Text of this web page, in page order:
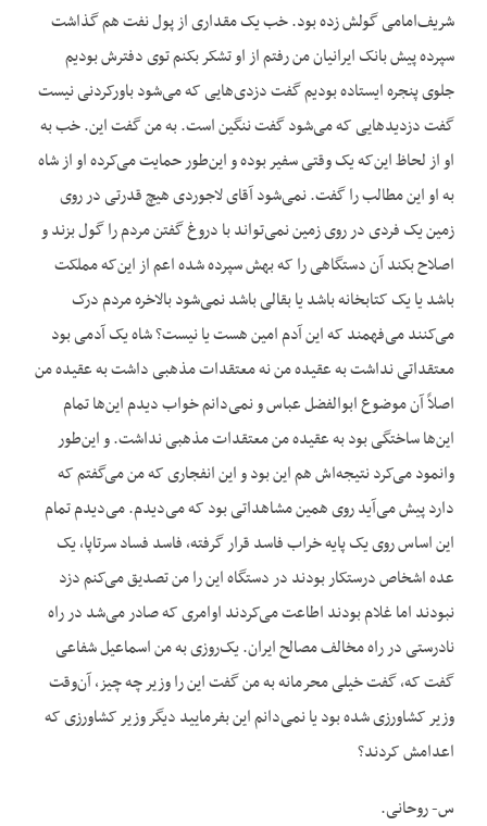
شریف‌امامی گولش زده بود. خب یک مقداری از پول نفت هم گذاشت
سپرده پیش بانک ایرانیان من رفتم از او تشکر بکنم توی دفترش بودیم
جلوی پنجره ایستاده بودیم گفت دزدی‌هایی که می‌شود باورکردنی نیست
گفت دزدید‌هایی که می‌شود گفت ننگین است. به من گفت این. خب به
او از لحاظ این‌که یک وقتی سفیر بوده و این‌طور حمایت می‌کرده او از شاه
به او این مطالب را گفت. نمی‌شود آقای لاجوردی هیچ قدرتی در روی
زمین یک فردی در روی زمین نمی‌تواند با دروغ گفتن مردم را گول بزند و
اصلاح بکند آن دستگاهی را که بهش سپرده شده اعم از این‌که مملکت
باشد یا یک کتابخانه باشد یا بقالی باشد نمی‌شود بالاخره مردم درک
می‌کنند می‌فهمند که این آدم امین هست یا نیست؟ شاه یک آدمی بود
معتقداتی نداشت به عقیده من نه معتقدات مذهبی داشت به عقیده من
اصلاً آن موضوع ابوالفضل عباس و نمی‌دانم خواب دیدم این‌ها تمام
این‌ها ساختگی بود به عقیده من معتقدات مذهبی نداشت. و این‌طور
وانمود می‌کرد نتیجه‌اش هم این بود و این انفجاری که من می‌گفتم که
دارد پیش می‌آید روی همین مشاهداتی بود که می‌دیدم. می‌دیدم تمام
این اساس روی یک پایه خراب فاسد قرار گرفته، فاسد فساد سرتاپا، یک
عده اشخاص درستکار بودند در دستگاه این را من تصدیق می‌کنم دزد
نبودند اما غلام بودند اطاعت می‌کردند اوامری که صادر می‌شد در راه
نادرستی در راه مخالف مصالح ایران. یک‌روزی به من اسماعیل شفاعی
گفت که، گفت خیلی محرمانه به من گفت این را وزیر چه چیز، آن‌وقت
وزیر کشاورزی شده بود یا نمی‌دانم این بفرمایید دیگر وزیر کشاورزی که
اعدامش کردند؟
س- روحانی.